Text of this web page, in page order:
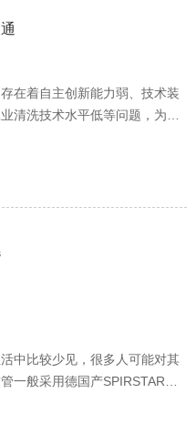
在着自主创新能力弱、技术装
清洗技术水平低等问题，为工
中比较少见，很多人可能对其
一般采用德国产SPIRSTAR，
。超高压软管的